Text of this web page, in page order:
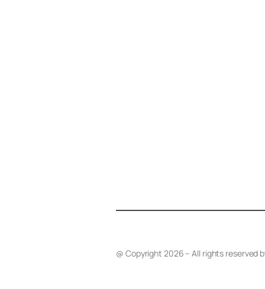
@ Copyright 2026 – All rights reserved